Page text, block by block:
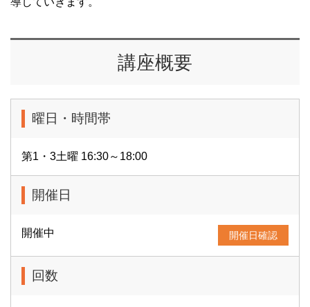
講座概要
曜日・時間帯
第1・3土曜 16:30～18:00
開催日
開催中 開催日確認
回数